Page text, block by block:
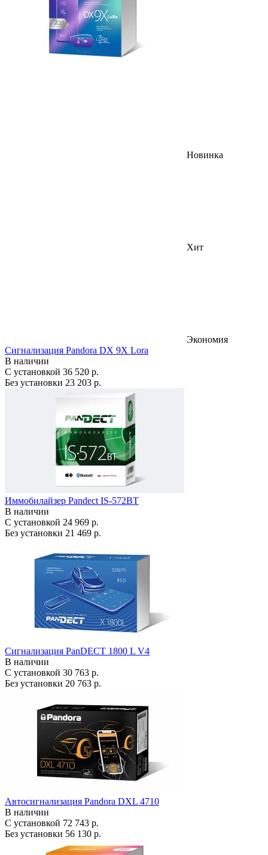
Новинка
Хит
Экономия
Сигнализация Pandora DX 9X Lora
В наличии
С установкой 36 520 р.
Без установки 23 203 р.
Иммобилайзер Pandect IS-572BT
В наличии
С установкой 24 969 р.
Без установки 21 469 р.
Сигнализация PanDECT 1800 L V4
В наличии
С установкой 30 763 р.
Без установки 20 763 р.
Автосигнализация Pandora DXL 4710
В наличии
С установкой 72 743 р.
Без установки 56 130 р.